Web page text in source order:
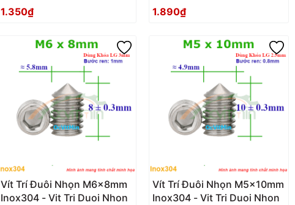
1.350₫
1.890₫
Vít Trí Đuôi Nhọn M6x8mm
Inox304 - Vit Tri Duoi Nhon
Vít Trí Đuôi Nhọn M5x10mm
Inox304 - Vit Tri Duoi Nhon